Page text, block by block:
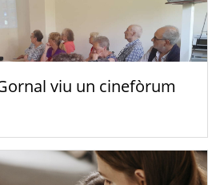
viu un cinefòrum